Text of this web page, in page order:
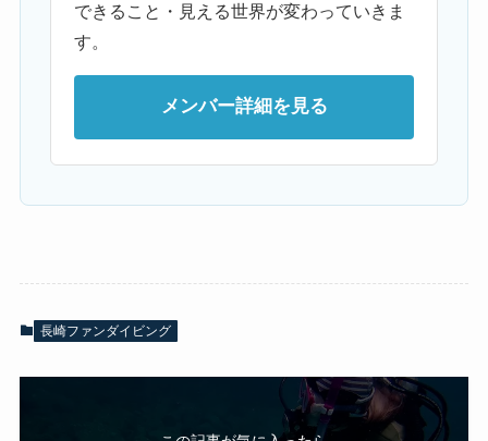
できること・見える世界が変わっていきま
す。
メンバー詳細を見る
長崎ファンダイビング